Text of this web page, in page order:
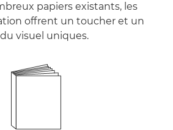
papiers existants, les
offrent un toucher et un
visuel uniques.